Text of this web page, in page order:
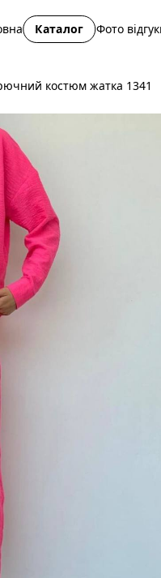
Каталог Фото
костюм жатка 1341